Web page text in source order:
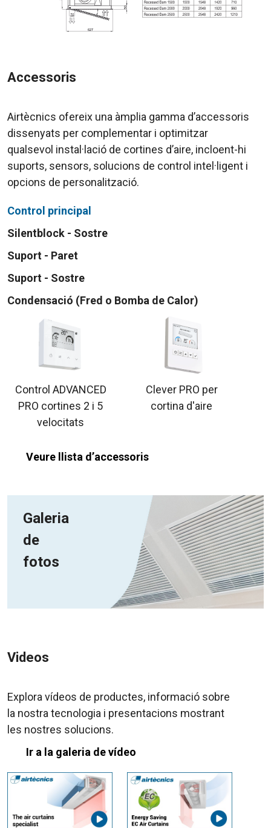
Accessoris
Airtècnics ofereix una àmplia gamma d’accessoris
dissenyats per complementar i optimitzar
qualsevol instal·lació de cortines d’aire, incloent-hi
suports, sensors, solucions de control intel·ligent i
opcions de personalització.
Control principal
Silentblock - Sostre
Suport - Paret
Suport - Sostre
Condensació (Fred o Bomba de Calor)
Control ADVANCED
PRO cortines 2 i 5
velocitats
Clever PRO per
cortina d'aire
Veure llista d’accessoris
Galeria
de
fotos
Videos
Explora vídeos de productes, informació sobre
la nostra tecnologia i presentacions mostrant
les nostres solucions.
Ir a la galeria de vídeo